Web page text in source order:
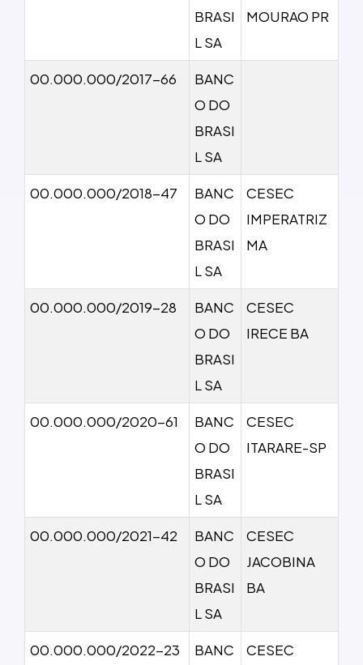
BRASI
L SA
MOURAO PR
00.000.000/2017-66
BANC
O DO
BRASI
L SA
00.000.000/2018-47
BANC
O DO
BRASI
L SA
CESEC
IMPERATRIZ
MA
00.000.000/2019-28
BANC
O DO
BRASI
L SA
CESEC
IRECE BA
00.000.000/2020-61
BANC
O DO
BRASI
L SA
CESEC
ITARARE-SP
00.000.000/2021-42
BANC
O DO
BRASI
L SA
CESEC
JACOBINA
BA
00.000.000/2022-23
BANC
CESEC